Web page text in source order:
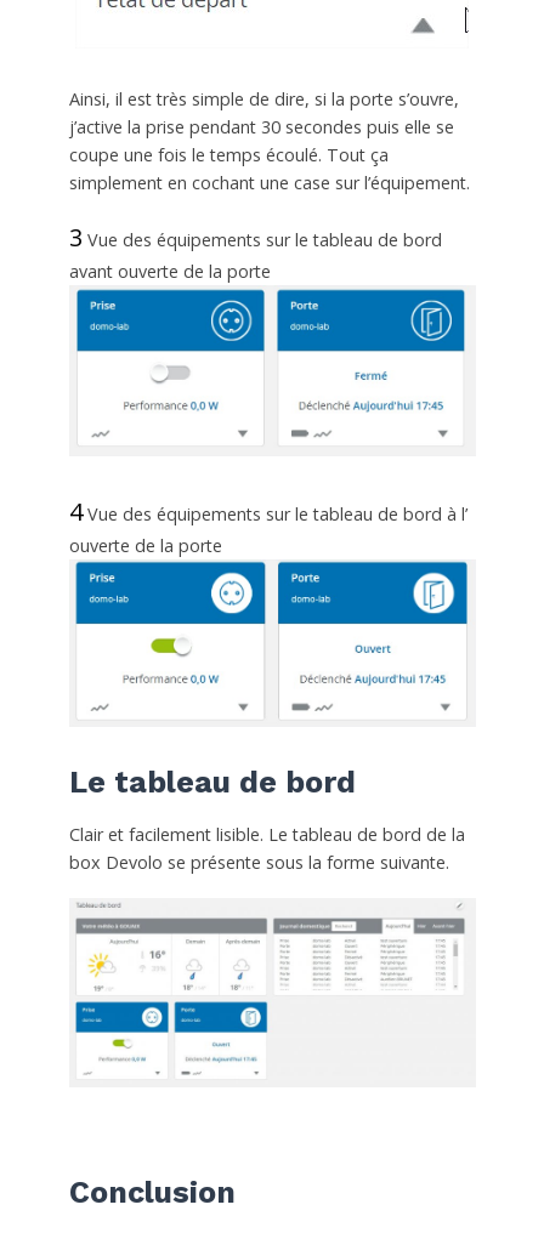
Ainsi, il est très simple de dire, si la porte s’ouvre,
j’active la prise pendant 30 secondes puis elle se
coupe une fois le temps écoulé. Tout ça
simplement en cochant une case sur l’équipement.
3 Vue des équipements sur le tableau de bord
avant ouverte de la porte
4Vue des équipements sur le tableau de bord à l’
ouverte de la porte
Le tableau de bord
Clair et facilement lisible. Le tableau de bord de la
box Devolo se présente sous la forme suivante.
Conclusion